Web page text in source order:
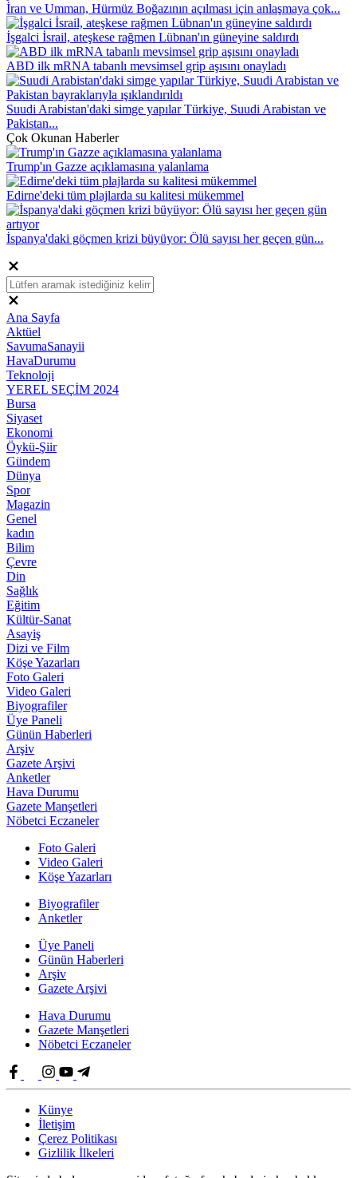
İran ve Umman, Hürmüz Boğazının açılması için anlaşmaya çok...
İşgalci İsrail, ateşkese rağmen Lübnan'ın güneyine saldırdı
ABD ilk mRNA tabanlı mevsimsel grip aşısını onayladı
Suudi Arabistan'daki simge yapılar Türkiye, Suudi Arabistan ve
Pakistan...
Çok Okunan Haberler
Trump'ın Gazze açıklamasına yalanlama
Edirne'deki tüm plajlarda su kalitesi mükemmel
İspanya'daki göçmen krizi büyüyor: Ölü sayısı her geçen gün...
Ana Sayfa
Aktüel
SavumaSanayii
HavaDurumu
Teknoloji
YEREL SEÇİM 2024
Bursa
Siyaset
Ekonomi
Öykü-Şiir
Gündem
Dünya
Spor
Magazin
Genel
kadın
Bilim
Çevre
Din
Sağlık
Eğitim
Kültür-Sanat
Asayiş
Dizi ve Film
Köşe Yazarları
Foto Galeri
Video Galeri
Biyografiler
Üye Paneli
Günün Haberleri
Arşiv
Gazete Arşivi
Anketler
Hava Durumu
Gazete Manşetleri
Nöbetci Eczaneler
Foto Galeri
Video Galeri
Köşe Yazarları
Biyografiler
Anketler
Üye Paneli
Günün Haberleri
Arşiv
Gazete Arşivi
Hava Durumu
Gazete Manşetleri
Nöbetci Eczaneler
Künye
İletişim
Çerez Politikası
Gizlilik İlkeleri